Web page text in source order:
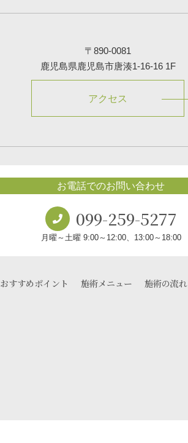
〒890-0081
鹿児島県鹿児島市唐湊1-16-16 1F
アクセス
お電話でのお問い合わせ
099-259-5277
月曜～土曜 9:00～12:00、13:00～18:00
おすすめポイント 施術メニュー 施術の流れ